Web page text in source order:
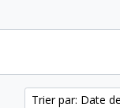
Trier par: Date